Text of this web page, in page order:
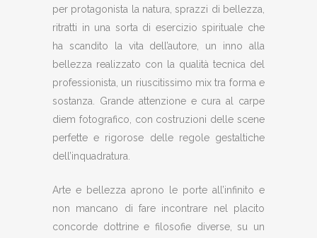
per protagonista la natura, sprazzi di bellezza,
ritratti in una sorta di esercizio spirituale che
ha scandito la vita dell’autore, un inno alla
bellezza realizzato con la qualità tecnica del
professionista, un riuscitissimo mix tra forma e
sostanza. Grande attenzione e cura al carpe
diem fotografico, con costruzioni delle scene
perfette e rigorose delle regole gestaltiche
dell’inquadratura.
Arte e bellezza aprono le porte all’infinito e
non mancano di fare incontrare nel placito
concorde dottrine e filosofie diverse, su un